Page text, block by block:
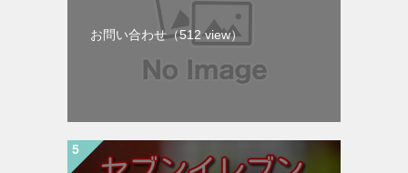
お問い合わせ（512 view）